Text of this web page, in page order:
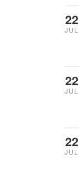
22
JUL
22
JUL
22
JUL